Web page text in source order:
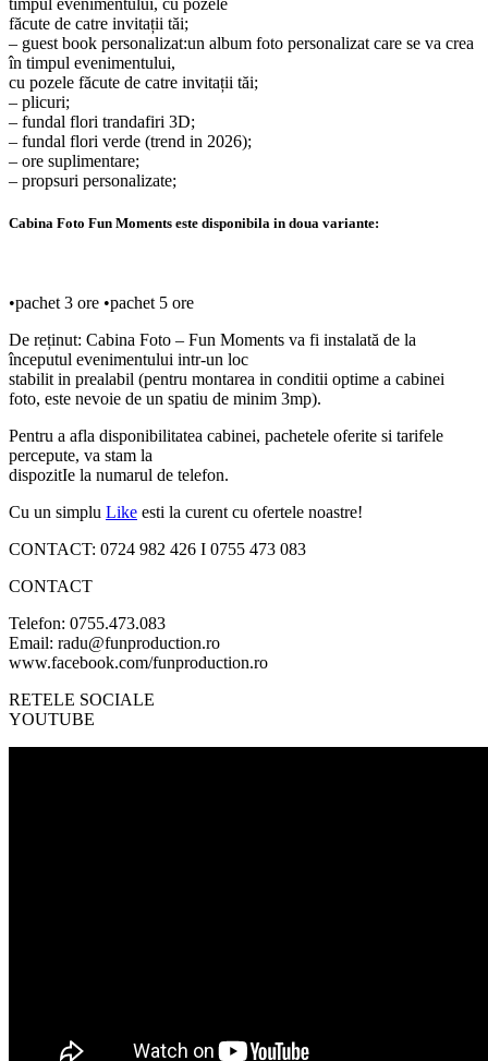
făcute de catre invitații tăi;
– guest book personalizat:un album foto personalizat care se va crea
în timpul evenimentului,
cu pozele făcute de catre invitații tăi;
– plicuri;
– fundal flori trandafiri 3D;
– fundal flori verde (trend in 2026);
– ore suplimentare;
– propsuri personalizate;
Cabina Foto Fun Moments este disponibila in doua variante:
•pachet 3 ore •pachet 5 ore
De reținut: Cabina Foto – Fun Moments va fi instalată de la
începutul evenimentului intr-un loc
stabilit in prealabil (pentru montarea in conditii optime a cabinei
foto, este nevoie de un spatiu de minim 3mp).
Pentru a afla disponibilitatea cabinei, pachetele oferite si tarifele
percepute, va stam la
dispozitIe la numarul de telefon.
Cu un simplu Like esti la curent cu ofertele noastre!
CONTACT: 0724 982 426 I 0755 473 083
CONTACT
Telefon: 0755.473.083
Email: radu@funproduction.ro
www.facebook.com/funproduction.ro
RETELE SOCIALE
YOUTUBE